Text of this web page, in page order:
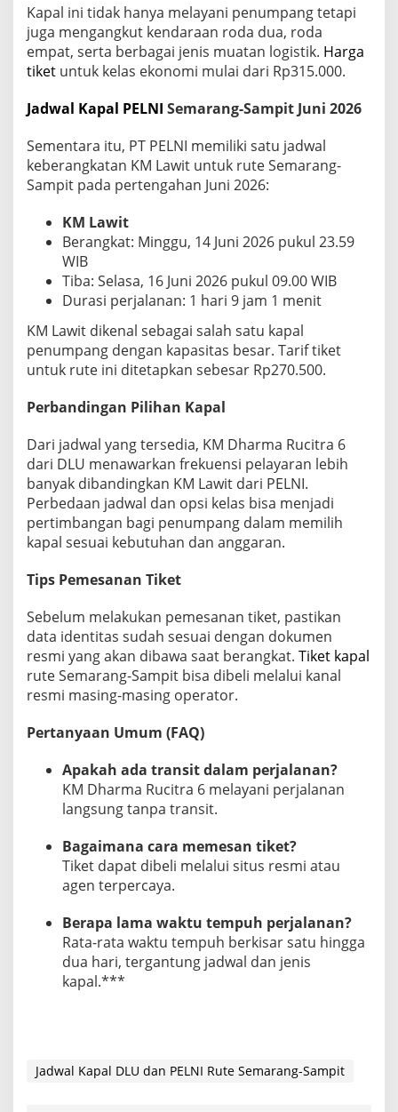
T
e
r
l
e
g
a
p
Kapal ini tidak hanya melayani penumpang tetapi
juga mengangkut kendaraan roda dua, roda
empat, serta berbagai jenis muatan logistik. Harga
tiket untuk kelas ekonomi mulai dari Rp315.000.
Jadwal Kapal PELNI Semarang-Sampit Juni 2026
Sementara itu, PT PELNI memiliki satu jadwal
keberangkatan KM Lawit untuk rute Semarang-
Sampit pada pertengahan Juni 2026:
KM Lawit
Berangkat: Minggu, 14 Juni 2026 pukul 23.59
WIB
Tiba: Selasa, 16 Juni 2026 pukul 09.00 WIB
Durasi perjalanan: 1 hari 9 jam 1 menit
KM Lawit dikenal sebagai salah satu kapal
penumpang dengan kapasitas besar. Tarif tiket
untuk rute ini ditetapkan sebesar Rp270.500.
Perbandingan Pilihan Kapal
Dari jadwal yang tersedia, KM Dharma Rucitra 6
dari DLU menawarkan frekuensi pelayaran lebih
banyak dibandingkan KM Lawit dari PELNI.
Perbedaan jadwal dan opsi kelas bisa menjadi
pertimbangan bagi penumpang dalam memilih
kapal sesuai kebutuhan dan anggaran.
Tips Pemesanan Tiket
Sebelum melakukan pemesanan tiket, pastikan
data identitas sudah sesuai dengan dokumen
resmi yang akan dibawa saat berangkat. Tiket kapal
rute Semarang-Sampit bisa dibeli melalui kanal
resmi masing-masing operator.
Pertanyaan Umum (FAQ)
Apakah ada transit dalam perjalanan?
KM Dharma Rucitra 6 melayani perjalanan
langsung tanpa transit.
Bagaimana cara memesan tiket?
Tiket dapat dibeli melalui situs resmi atau
agen terpercaya.
Berapa lama waktu tempuh perjalanan?
Rata-rata waktu tempuh berkisar satu hingga
dua hari, tergantung jadwal dan jenis
kapal.***
Jadwal Kapal DLU dan PELNI Rute Semarang-Sampit